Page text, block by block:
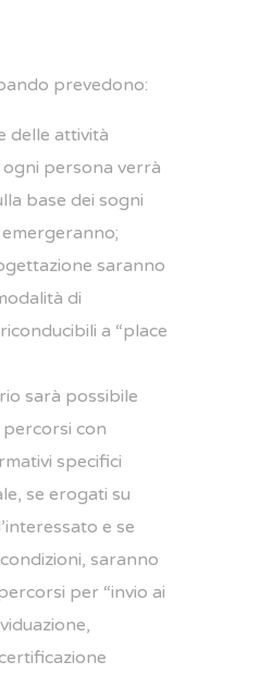
prevedono:
delle attività
persona verrà
base dei sogni
saranno
di
a “place
sarà possibile
con
specifici
se erogati su
e se
saranno
per “invio ai